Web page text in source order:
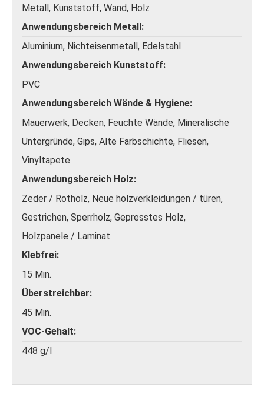
Metall, Kunststoff, Wand, Holz
Anwendungsbereich Metall
Aluminium, Nichteisenmetall, Edelstahl
Anwendungsbereich Kunststoff
PVC
Anwendungsbereich Wände & Hygiene
Mauerwerk, Decken, Feuchte Wände, Mineralische
Untergründe, Gips, Alte Farbschichte, Fliesen,
Vinyltapete
Anwendungsbereich Holz
Zeder / Rotholz, Neue holzverkleidungen / türen,
Gestrichen, Sperrholz, Gepresstes Holz,
Holzpanele / Laminat
Klebfrei
15 Min.
Überstreichbar
45 Min.
VOC-Gehalt
448 g/l